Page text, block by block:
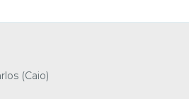
(Caio)